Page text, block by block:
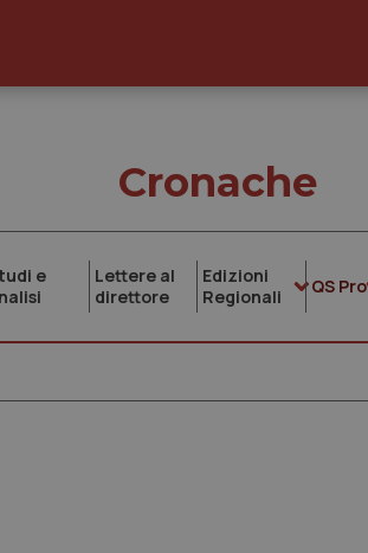
Cronache
e
Lettere al
direttore
Edizioni
Regionali
QS Pro